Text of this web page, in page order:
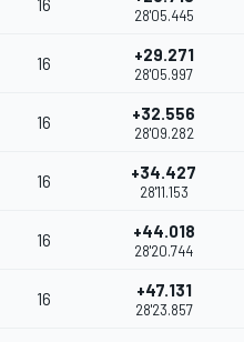
16
28'05.445
16 +29.271
28'05.997
16 +32.556
28'09.282
16 +34.427
28'11.153
16 +44.018
28'20.744
16 +47.131
28'23.857